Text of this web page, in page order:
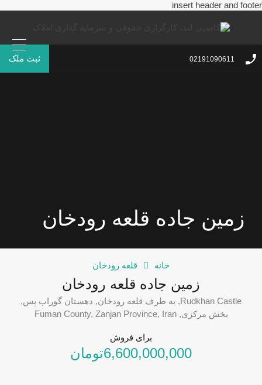
insert header and footer
02191090611 ثبت ملک
زمین جاده قلعه رودخان
خانه قلعه رودخان
زمین جاده قلعه رودخان
Rudkhan Castle, به طرف قلعه رودخان, دهستان گوراب پس,
بخش مرکزی, Fuman County, Zanjan Province, Iran
برای فروش
6,600,000,000تومان